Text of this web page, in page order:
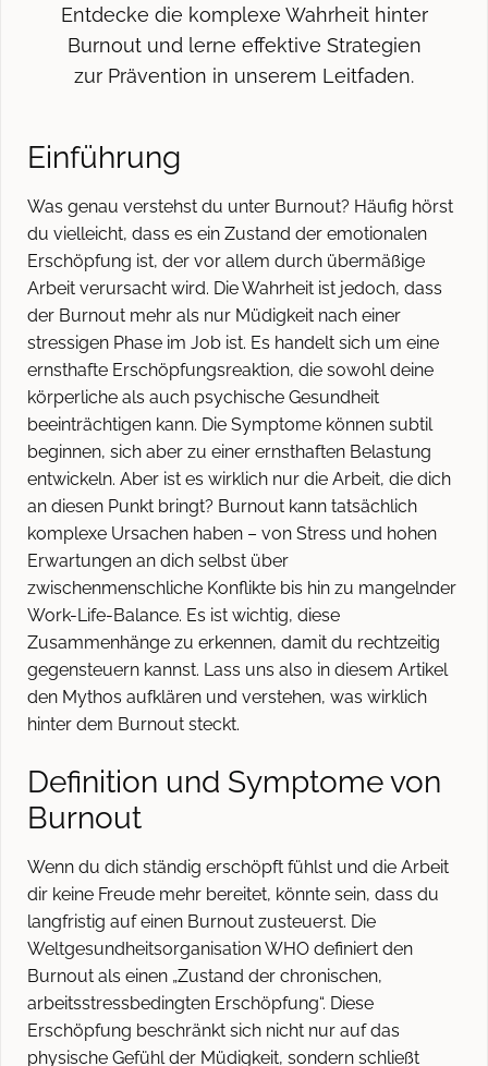
Entdecke die komplexe Wahrheit hinter
Burnout und lerne effektive Strategien
zur Prävention in unserem Leitfaden.
Einführung
Was genau verstehst du unter Burnout? Häufig hörst
du vielleicht, dass es ein Zustand der emotionalen
Erschöpfung ist, der vor allem durch übermäßige
Arbeit verursacht wird. Die Wahrheit ist jedoch, dass
der Burnout mehr als nur Müdigkeit nach einer
stressigen Phase im Job ist. Es handelt sich um eine
ernsthafte Erschöpfungsreaktion, die sowohl deine
körperliche als auch psychische Gesundheit
beeinträchtigen kann. Die Symptome können subtil
beginnen, sich aber zu einer ernsthaften Belastung
entwickeln. Aber ist es wirklich nur die Arbeit, die dich
an diesen Punkt bringt? Burnout kann tatsächlich
komplexe Ursachen haben – von Stress und hohen
Erwartungen an dich selbst über
zwischenmenschliche Konflikte bis hin zu mangelnder
Work-Life-Balance. Es ist wichtig, diese
Zusammenhänge zu erkennen, damit du rechtzeitig
gegensteuern kannst. Lass uns also in diesem Artikel
den Mythos aufklären und verstehen, was wirklich
hinter dem Burnout steckt.
Definition und Symptome von
Burnout
Wenn du dich ständig erschöpft fühlst und die Arbeit
dir keine Freude mehr bereitet, könnte sein, dass du
langfristig auf einen Burnout zusteuerst. Die
Weltgesundheitsorganisation WHO definiert den
Burnout als einen „Zustand der chronischen,
arbeitsstressbedingten Erschöpfung“. Diese
Erschöpfung beschränkt sich nicht nur auf das
physische Gefühl der Müdigkeit, sondern schließt